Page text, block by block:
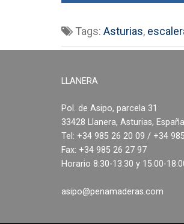
Tags: Asturias,
LLANERA
Pol. de Asipo, parcela 31
33428 Llanera, Asturias, España
Tel: +34 985 26 20 09 / +34
Fax: +34 985 26 27 97
Horario 8:30-13:30 y 15:00-
asipo@penamaderas.com